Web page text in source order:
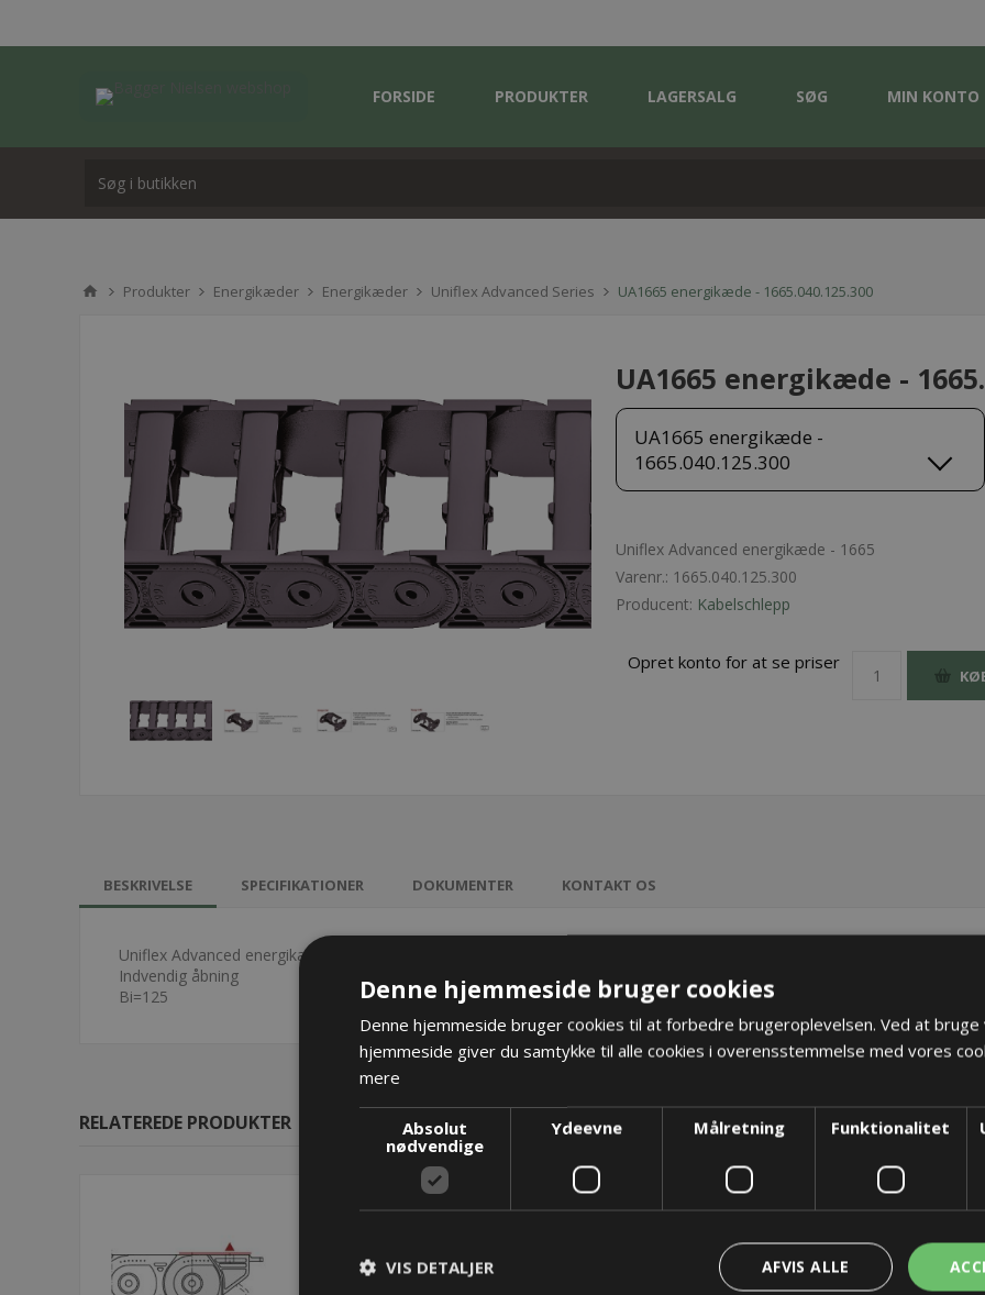
FORSIDE PRODUKTER LAGERSALG SØG MIN KONTO
Produkter Energikæder Energikæder Uniflex Advanced Series UA1665 energikæde - 1665.040.125.300
UA1665 energikæde -
UA1665 energikæde -
1665.040.125.300
Uniflex Advanced energikæde - 1665
Varenr.: 1665.040.125.300
Producent: Kabelschlepp
Opret konto for at se priser
BESKRIVELSE SPECIFIKATIONER DOKUMENTER KONTAKT OS
Uniflex Advanced energikæde - 1665
Indvendig åbning
Bi=125
RELATEREDE PRODUKTER
Denne hjemmeside bruger cookies
Denne hjemmeside bruger cookies til at forbedre brugeroplevelsen. Ved at
hjemmeside giver du samtykke til alle cookies i overensstemmelse med vores
mere
Absolut
nødvendige
Ydeevne Målretning Funktionalitet
AFVIS ALLE
VIS DETALJER